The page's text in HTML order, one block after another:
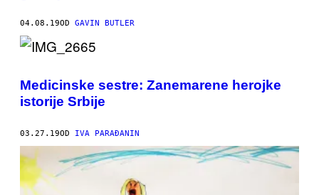
04.08.19OD GAVIN BUTLER
Medicinske sestre: Zanemarene herojke
istorije Srbije
03.27.19OD IVA PARAĐANIN